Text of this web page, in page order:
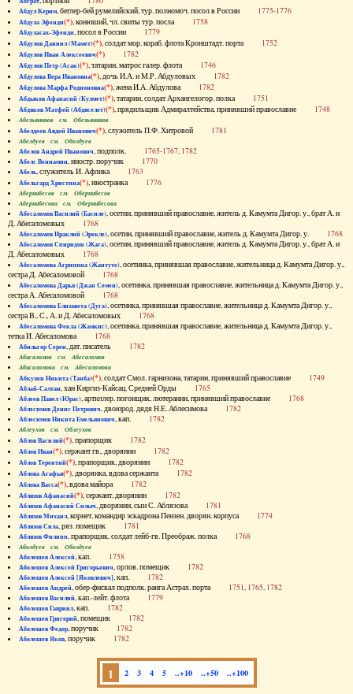
Абдул Керим, беглер-бей румелийский, тур. полномоч. посол в России 1775-1776
Абдула Эфенди(*), конюший, чл. свиты тур. посла 1758
Абдуласах-Эфенди, посол в России 1779
Абдулов Даниил (Мамет)(*), солдат мор. кораб. флота Кронштадт. порта 1752
Абдулов Иван Алексеевич(*) 1782
Абдулов Петр (Асак)(*), татарин, матрос галер. флота 1746
Абдулова Вера Ивановна(*), дочь И.А. и М.Р. Абдуловых 1782
Абдулова Марфа Родионовна(*), жена И.А. Абдулова 1782
Абдыков Афанасий (Кулмет)(*), татарин, солдат Архангелогор. полка 1751
Абдяков Матфей (Абдяселет)(*), прядильщик Адмиралтейства, принявший православие 1748
Абезьянинов см. Обезьянинов
Абелдеев Авдей Иванович(*), служитель П.Ф. Хитровой 1781
Абелдуев см. Оболдуев
Абелов Андрей Иванович, подполк. 1765-1767, 1782
Абелс Вениамин, иностр. поручик 1770
Абель, служитель И. Афлика 1763
Абельгард Христина(*), иностранка 1776
Абернибесов см. Обернибесов
Абернибесова см. Обернибесова
Абесаломов Василий (Басиле), осетин, принявший православие, житель д. Камумта Дигор. у., брат А. и
Д. Абесаломовых 1768
Абесаломов Ираклий (Эрекле), осетин, принявший православие, житель д. Камумта Дигор. у. 1768
Абесаломов Спиридон (Жага), осетин, принявший православие, житель д. Камумта Дигор. у., брат А. и
Д. Абесаломовых 1768
Абесаломова Агрипина (Жантуте), осетинка, принявшая православие, жительница д. Камумта Дигор. у.,
сестра Д. Абесаломовой 1768
Абесаломова Дарья (Джан Семен), осетинка, принявшая православие, жительница д. Камумта Дигор. у.,
сестра А. Абесаломовой 1768
Абесаломова Елизавета (Дуга), осетинка, принявшая православие, жительница д. Камумта Дигор. у.,
сестра В., С., А. и Д. Абесаломовых 1768
Абесаломова Фекла (Жамкис), осетинка, принявшая православие, жительница д. Камумта Дигор. у.,
тетка И. Абесаломова 1768
Абильгор Серен, дат. писатель 1782
Абисаломов см. Абесаломов
Абисаломова см. Абесаломова
Абкузин Никита (Танба)(*), солдат Смол. гарнизона, татарин, принявший православие 1749
Аблай-Салтан, хан Киргиз-Кайсац. Средней Орды 1765
Аблеев Павел (Юрас), артиллер. погонщик, лютеранин, принявший православие 1768
Аблесимов Денис Петрович, двоюрод. дядя Н.Е. Аблесимова 1782
Аблесимов Никита Емельянович, кап. 1782
Аблеухов см. Облеухов
Аблов Василий(*), прапорщик 1782
Аблов Иван(*), сержант гв., дворянин 1782
Аблов Терентий(*), прапорщик, дворянин 1782
Аблова Агафья(*), дворянка, вдова сержанта 1782
Аблова Васса(*), вдова майора 1782
Аблязов Афанасий(*), сержант, дворянин 1782
Аблязов Афанасий Силыч, дворянин, сын С. Аблязова 1781
Аблязов Михаил, корнет, командир эскадрона Пензен. дворян. корпуса 1774
Аблязов Сила, ряз. помещик 1781
Аблязов Филипп, прапорщик, солдат лейб-гв. Преображ. полка 1768
Аболдуев см. Оболдуев
Аболешев Алексей, кап. 1758
Аболешев Алексей Григорьевич, орлов. помещик 1782
Аболешев Алексей [Яковлевич], кап. 1782
Аболешев Андрей, обер-фискал подполк. ранга Астрах. порта 1751, 1765, 1782
Аболешев Василий, кап.-лейт. флота 1779
Аболешев Гавриил, кап. 1782
Аболешев Григорий, помещик 1782
Аболешев Федор, поручик 1782
Аболешев Яков, поручик 1782
1 2 3 4 5 ..+10 ..+50 ..+100